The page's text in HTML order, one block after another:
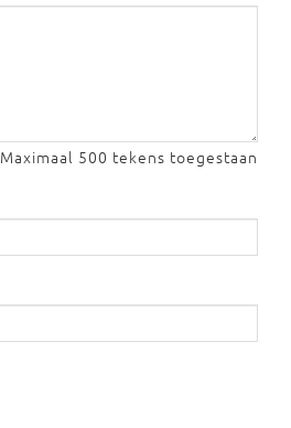
Maximaal 500 tekens toegestaan